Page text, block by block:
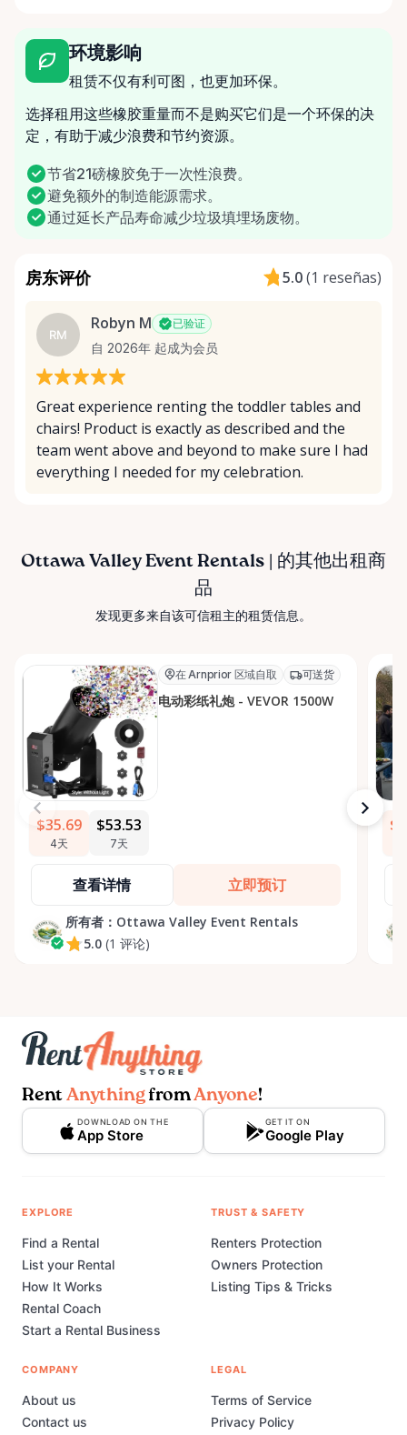
环境影响
租赁不仅有利可图，也更加环保。
选择租用这些橡胶重量而不是购买它们是一个环保的决
定，有助于减少浪费和节约资源。
节省21磅橡胶免于一次性浪费。
避免额外的制造能源需求。
通过延长产品寿命减少垃圾填埋场废物。
房东评价 5.0(1 reseñas)
RM
Robyn M 已验证
自 2026年 起成为会员
Great experience renting the toddler tables and
chairs! Product is exactly as described and the
team went above and beyond to make sure I had
everything I needed for my celebration.
Ottawa Valley Event Rentals | 的其他出租商
品
发现更多来自该可信租主的租赁信息。
在 Arnprior 区域自取 可送货
电动彩纸礼炮 - VEVOR 1500W
$35.69
4天
$53.53
7天
查看详情 立即预订
所有者： Ottawa Valley Event Rentals
5.0 (1 评论)
Rent AnythingfromAnyone!
DOWNLOAD ON THE
App Store
GET IT ON
Google Play
EXPLORE
Find a Rental
List your Rental
How It Works
Rental Coach
Start a Rental Business
TRUST & SAFETY
Renters Protection
Owners Protection
Listing Tips & Tricks
COMPANY
About us
Contact us
LEGAL
Terms of Service
Privacy Policy